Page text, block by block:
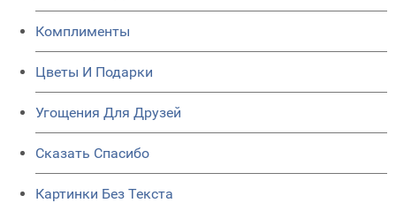
Комплименты
Цветы И Подарки
Угощения Для Друзей
Сказать Спасибо
Картинки Без Текста